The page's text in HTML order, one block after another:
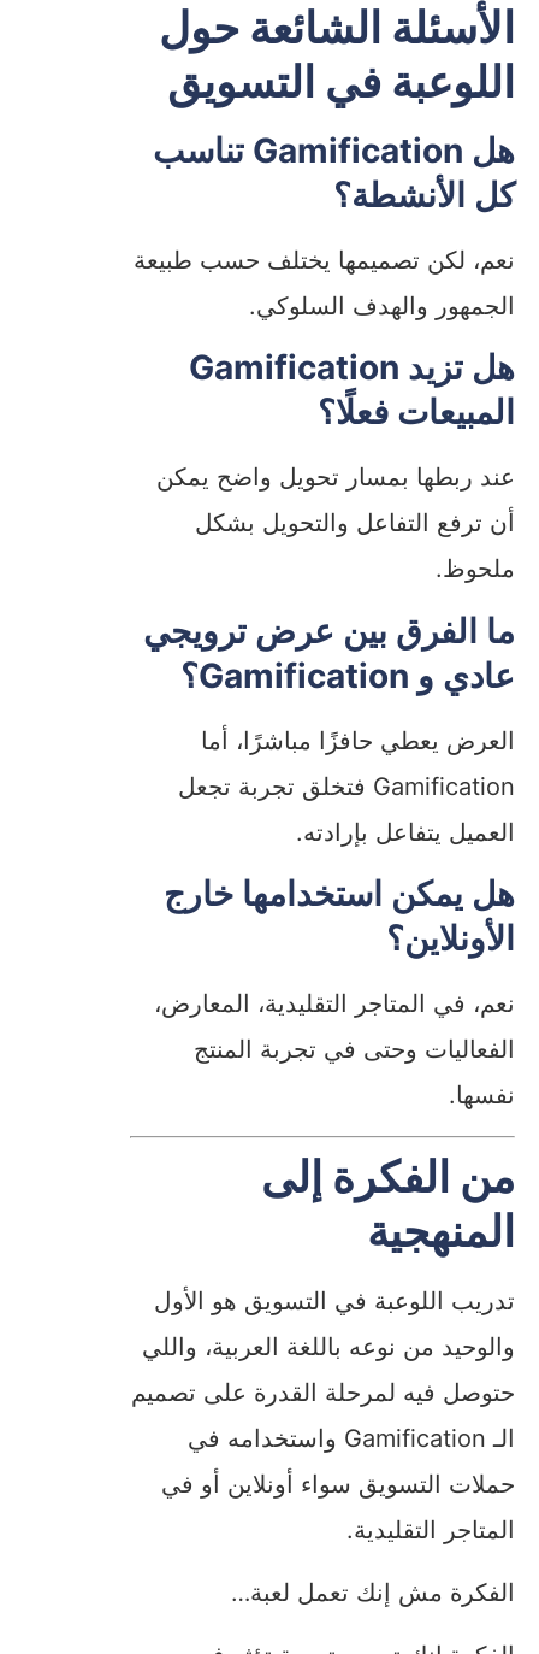
الأسئلة الشائعة حول
اللوعبة في التسويق
هل Gamification تناسب
كل الأنشطة؟
نعم، لكن تصميمها يختلف حسب طبيعة
الجمهور والهدف السلوكي.
هل تزيد Gamification
المبيعات فعلًا؟
عند ربطها بمسار تحويل واضح يمكن
أن ترفع التفاعل والتحويل بشكل
ملحوظ.
ما الفرق بين عرض ترويجي
عادي و Gamification؟
العرض يعطي حافزًا مباشرًا، أما
Gamification فتخلق تجربة تجعل
العميل يتفاعل بإرادته.
هل يمكن استخدامها خارج
الأونلاين؟
نعم، في المتاجر التقليدية، المعارض،
الفعاليات وحتى في تجربة المنتج
نفسها.
من الفكرة إلى
المنهجية
تدريب اللوعبة في التسويق هو الأول
والوحيد من نوعه باللغة العربية، واللي
حتوصل فيه لمرحلة القدرة على تصميم
الـ Gamification واستخدامه في
حملات التسويق سواء أونلاين أو في
المتاجر التقليدية.
الفكرة مش إنك تعمل لعبة…